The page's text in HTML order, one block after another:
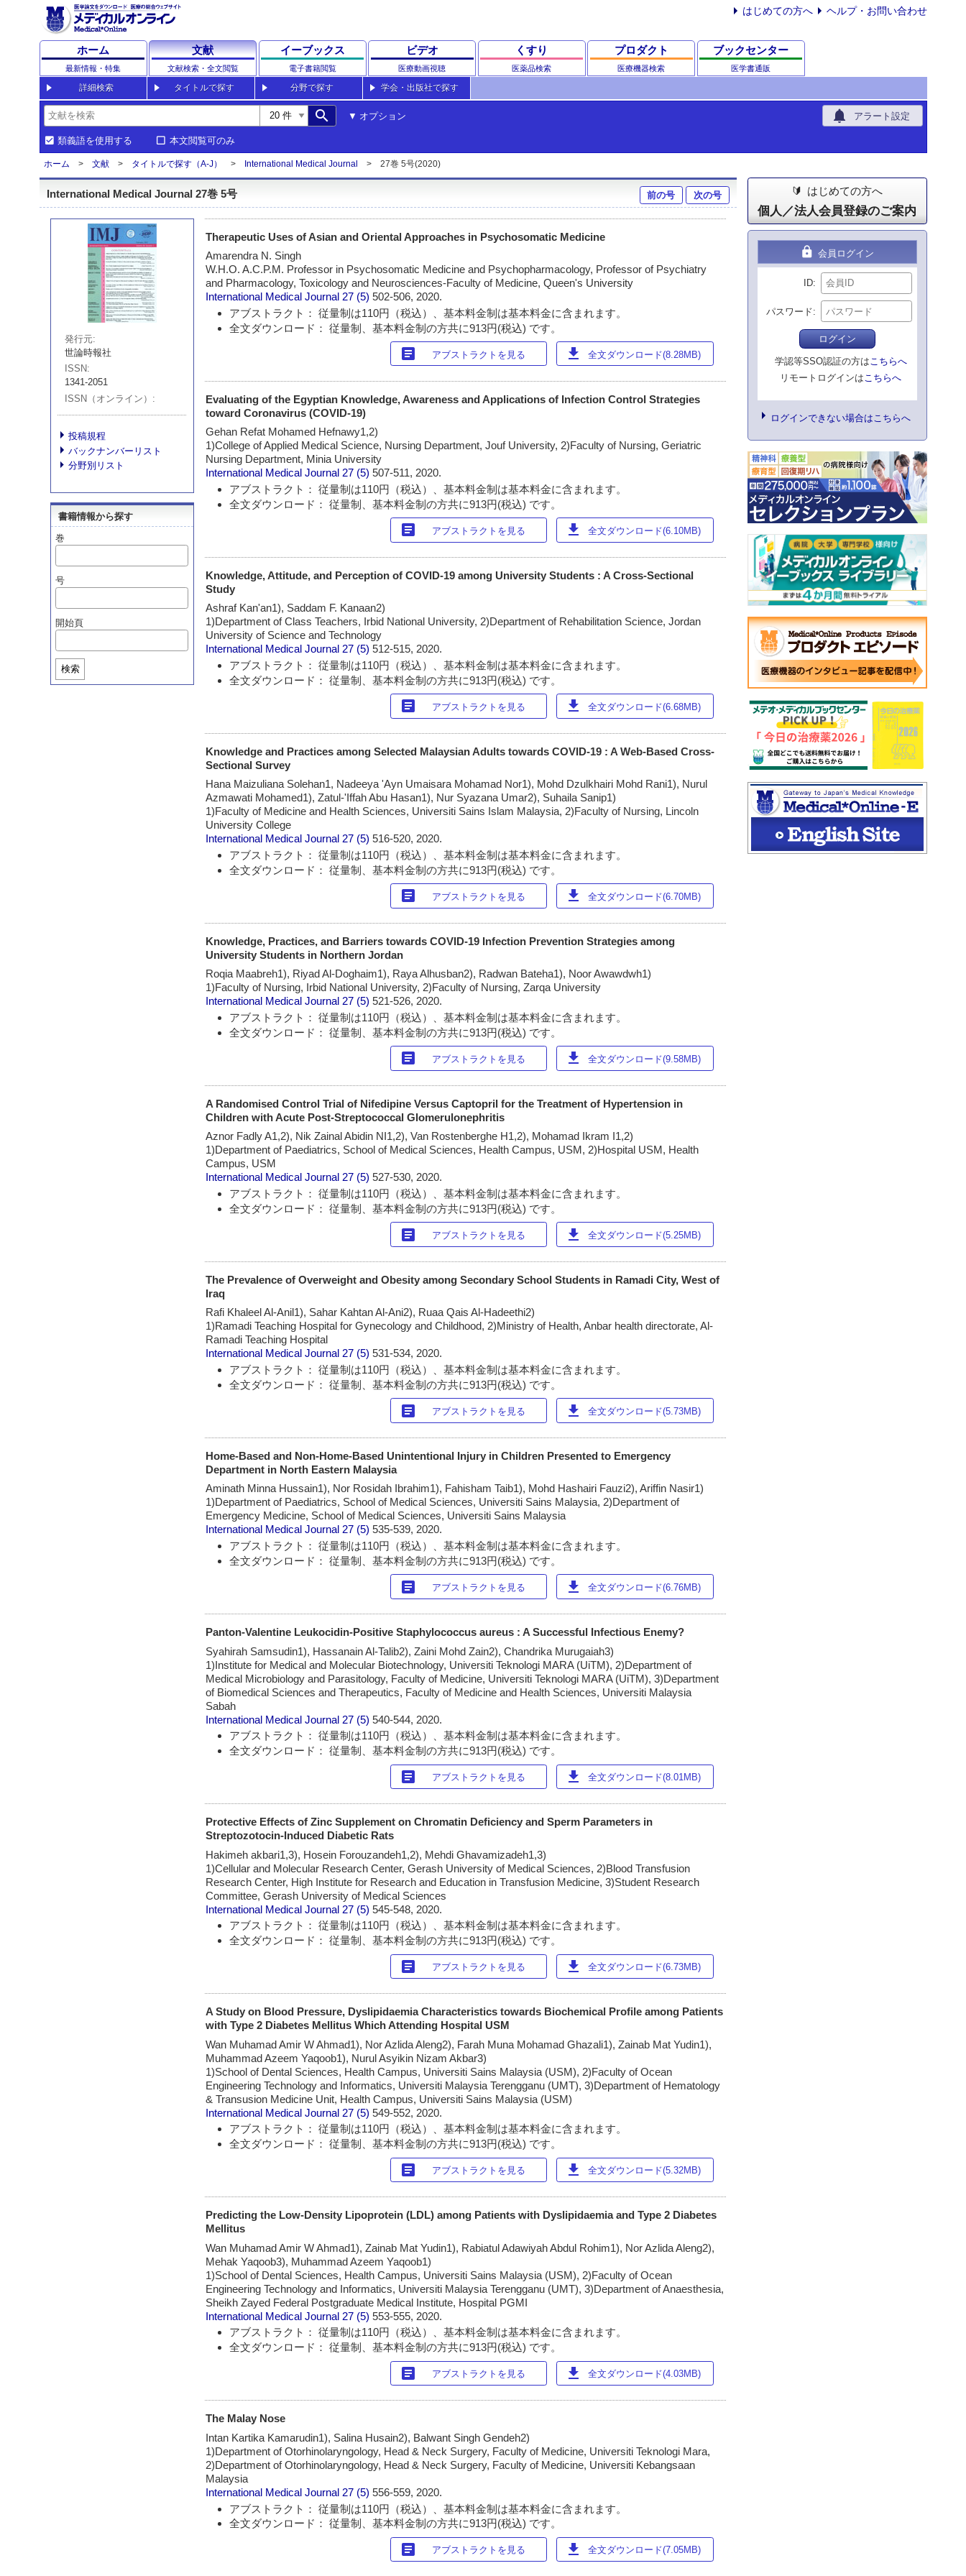
はじめての方へ ヘルプ・お問い合わせ
ホーム
最新情報・特集
文献
文献検索・全文閲覧
イーブックス
電子書籍閲覧
ビデオ
医療動画視聴
くすり
医薬品検索
プロダクト
医療機器検索
ブックセンター
医学書通販
詳細検索 タイトルで探す 分野で探す 学会・出版社で探す
search オプション notifications アラート設定
類義語を使用する 本文閲覧可のみ
ホーム 文献 タイトルで探す（A-J） International Medical Journal 27巻 5号(2020)
International Medical Journal 27巻 5号 前の号 次の号
発行元
世論時報社
ISSN
1341-2051
ISSN（オンライン）
投稿規程
バックナンバーリスト
分野別リスト
書籍情報から探す
巻
号
開始頁
検索
Therapeutic Uses of Asian and Oriental Approaches in Psychosomatic Medicine
Amarendra N. Singh
W.H.O. A.C.P.M. Professor in Psychosomatic Medicine and Psychopharmacology, Professor of Psychiatry
and Pharmacology, Toxicology and Neurosciences-Faculty of Medicine, Queen's University
International Medical Journal 27 (5)502-506, 2020.
アブストラクト： 従量制は110円（税込）、基本料金制は基本料金に含まれます。
全文ダウンロード： 従量制、基本料金制の方共に913円(税込) です。
article アブストラクトを見る download 全文ダウンロード(8.28MB)
Evaluating of the Egyptian Knowledge, Awareness and Applications of Infection Control Strategies
toward Coronavirus (COVID-19)
Gehan Refat Mohamed Hefnawy1,2)
1)College of Applied Medical Science, Nursing Department, Jouf University, 2)Faculty of Nursing, Geriatric
Nursing Department, Minia University
International Medical Journal 27 (5)507-511, 2020.
アブストラクト： 従量制は110円（税込）、基本料金制は基本料金に含まれます。
全文ダウンロード： 従量制、基本料金制の方共に913円(税込) です。
article アブストラクトを見る download 全文ダウンロード(6.10MB)
Knowledge, Attitude, and Perception of COVID-19 among University Students : A Cross-Sectional
Study
Ashraf Kan'an1), Saddam F. Kanaan2)
1)Department of Class Teachers, Irbid National University, 2)Department of Rehabilitation Science, Jordan
University of Science and Technology
International Medical Journal 27 (5)512-515, 2020.
アブストラクト： 従量制は110円（税込）、基本料金制は基本料金に含まれます。
全文ダウンロード： 従量制、基本料金制の方共に913円(税込) です。
article アブストラクトを見る download 全文ダウンロード(6.68MB)
Knowledge and Practices among Selected Malaysian Adults towards COVID-19 : A Web-Based Cross-
Sectional Survey
Hana Maizuliana Solehan1, Nadeeya 'Ayn Umaisara Mohamad Nor1), Mohd Dzulkhairi Mohd Rani1), Nurul
Azmawati Mohamed1), Zatul-'Iffah Abu Hasan1), Nur Syazana Umar2), Suhaila Sanip1)
1)Faculty of Medicine and Health Sciences, Universiti Sains Islam Malaysia, 2)Faculty of Nursing, Lincoln
University College
International Medical Journal 27 (5)516-520, 2020.
アブストラクト： 従量制は110円（税込）、基本料金制は基本料金に含まれます。
全文ダウンロード： 従量制、基本料金制の方共に913円(税込) です。
article アブストラクトを見る download 全文ダウンロード(6.70MB)
Knowledge, Practices, and Barriers towards COVID-19 Infection Prevention Strategies among
University Students in Northern Jordan
Roqia Maabreh1), Riyad Al-Doghaim1), Raya Alhusban2), Radwan Bateha1), Noor Awawdwh1)
1)Faculty of Nursing, Irbid National University, 2)Faculty of Nursing, Zarqa University
International Medical Journal 27 (5)521-526, 2020.
アブストラクト： 従量制は110円（税込）、基本料金制は基本料金に含まれます。
全文ダウンロード： 従量制、基本料金制の方共に913円(税込) です。
article アブストラクトを見る download 全文ダウンロード(9.58MB)
A Randomised Control Trial of Nifedipine Versus Captopril for the Treatment of Hypertension in
Children with Acute Post-Streptococcal Glomerulonephritis
Aznor Fadly A1,2), Nik Zainal Abidin NI1,2), Van Rostenberghe H1,2), Mohamad Ikram I1,2)
1)Department of Paediatrics, School of Medical Sciences, Health Campus, USM, 2)Hospital USM, Health
Campus, USM
International Medical Journal 27 (5)527-530, 2020.
アブストラクト： 従量制は110円（税込）、基本料金制は基本料金に含まれます。
全文ダウンロード： 従量制、基本料金制の方共に913円(税込) です。
article アブストラクトを見る download 全文ダウンロード(5.25MB)
The Prevalence of Overweight and Obesity among Secondary School Students in Ramadi City, West of
Iraq
Rafi Khaleel Al-Anil1), Sahar Kahtan Al-Ani2), Ruaa Qais Al-Hadeethi2)
1)Ramadi Teaching Hospital for Gynecology and Childhood, 2)Ministry of Health, Anbar health directorate, Al-
Ramadi Teaching Hospital
International Medical Journal 27 (5)531-534, 2020.
アブストラクト： 従量制は110円（税込）、基本料金制は基本料金に含まれます。
全文ダウンロード： 従量制、基本料金制の方共に913円(税込) です。
article アブストラクトを見る download 全文ダウンロード(5.73MB)
Home-Based and Non-Home-Based Unintentional Injury in Children Presented to Emergency
Department in North Eastern Malaysia
Aminath Minna Hussain1), Nor Rosidah Ibrahim1), Fahisham Taib1), Mohd Hashairi Fauzi2), Ariffin Nasir1)
1)Department of Paediatrics, School of Medical Sciences, Universiti Sains Malaysia, 2)Department of
Emergency Medicine, School of Medical Sciences, Universiti Sains Malaysia
International Medical Journal 27 (5)535-539, 2020.
アブストラクト： 従量制は110円（税込）、基本料金制は基本料金に含まれます。
全文ダウンロード： 従量制、基本料金制の方共に913円(税込) です。
article アブストラクトを見る download 全文ダウンロード(6.76MB)
Panton-Valentine Leukocidin-Positive Staphylococcus aureus : A Successful Infectious Enemy?
Syahirah Samsudin1), Hassanain Al-Talib2), Zaini Mohd Zain2), Chandrika Murugaiah3)
1)Institute for Medical and Molecular Biotechnology, Universiti Teknologi MARA (UiTM), 2)Department of
Medical Microbiology and Parasitology, Faculty of Medicine, Universiti Teknologi MARA (UiTM), 3)Department
of Biomedical Sciences and Therapeutics, Faculty of Medicine and Health Sciences, Universiti Malaysia
Sabah
International Medical Journal 27 (5)540-544, 2020.
アブストラクト： 従量制は110円（税込）、基本料金制は基本料金に含まれます。
全文ダウンロード： 従量制、基本料金制の方共に913円(税込) です。
article アブストラクトを見る download 全文ダウンロード(8.01MB)
Protective Effects of Zinc Supplement on Chromatin Deficiency and Sperm Parameters in
Streptozotocin-Induced Diabetic Rats
Hakimeh akbari1,3), Hosein Forouzandeh1,2), Mehdi Ghavamizadeh1,3)
1)Cellular and Molecular Research Center, Gerash University of Medical Sciences, 2)Blood Transfusion
Research Center, High Institute for Research and Education in Transfusion Medicine, 3)Student Research
Committee, Gerash University of Medical Sciences
International Medical Journal 27 (5)545-548, 2020.
アブストラクト： 従量制は110円（税込）、基本料金制は基本料金に含まれます。
全文ダウンロード： 従量制、基本料金制の方共に913円(税込) です。
article アブストラクトを見る download 全文ダウンロード(6.73MB)
A Study on Blood Pressure, Dyslipidaemia Characteristics towards Biochemical Profile among Patients
with Type 2 Diabetes Mellitus Which Attending Hospital USM
Wan Muhamad Amir W Ahmad1), Nor Azlida Aleng2), Farah Muna Mohamad Ghazali1), Zainab Mat Yudin1),
Muhammad Azeem Yaqoob1), Nurul Asyikin Nizam Akbar3)
1)School of Dental Sciences, Health Campus, Universiti Sains Malaysia (USM), 2)Faculty of Ocean
Engineering Technology and Informatics, Universiti Malaysia Terengganu (UMT), 3)Department of Hematology
& Transusion Medicine Unit, Health Campus, Universiti Sains Malaysia (USM)
International Medical Journal 27 (5)549-552, 2020.
アブストラクト： 従量制は110円（税込）、基本料金制は基本料金に含まれます。
全文ダウンロード： 従量制、基本料金制の方共に913円(税込) です。
article アブストラクトを見る download 全文ダウンロード(5.32MB)
Predicting the Low-Density Lipoprotein (LDL) among Patients with Dyslipidaemia and Type 2 Diabetes
Mellitus
Wan Muhamad Amir W Ahmad1), Zainab Mat Yudin1), Rabiatul Adawiyah Abdul Rohim1), Nor Azlida Aleng2),
Mehak Yaqoob3), Muhammad Azeem Yaqoob1)
1)School of Dental Sciences, Health Campus, Universiti Sains Malaysia (USM), 2)Faculty of Ocean
Engineering Technology and Informatics, Universiti Malaysia Terengganu (UMT), 3)Department of Anaesthesia,
Sheikh Zayed Federal Postgraduate Medical Institute, Hospital PGMI
International Medical Journal 27 (5)553-555, 2020.
アブストラクト： 従量制は110円（税込）、基本料金制は基本料金に含まれます。
全文ダウンロード： 従量制、基本料金制の方共に913円(税込) です。
article アブストラクトを見る download 全文ダウンロード(4.03MB)
The Malay Nose
Intan Kartika Kamarudin1), Salina Husain2), Balwant Singh Gendeh2)
1)Department of Otorhinolaryngology, Head & Neck Surgery, Faculty of Medicine, Universiti Teknologi Mara,
2)Department of Otorhinolaryngology, Head & Neck Surgery, Faculty of Medicine, Universiti Kebangsaan
Malaysia
International Medical Journal 27 (5)556-559, 2020.
アブストラクト： 従量制は110円（税込）、基本料金制は基本料金に含まれます。
全文ダウンロード： 従量制、基本料金制の方共に913円(税込) です。
article アブストラクトを見る download 全文ダウンロード(7.05MB)
はじめての方へ
個人／法人会員登録のご案内
lock 会員ログイン
ID
パスワード
ログイン
学認等SSO認証の方はこちらへ
リモートログインはこちらへ
ログインできない場合はこちらへ